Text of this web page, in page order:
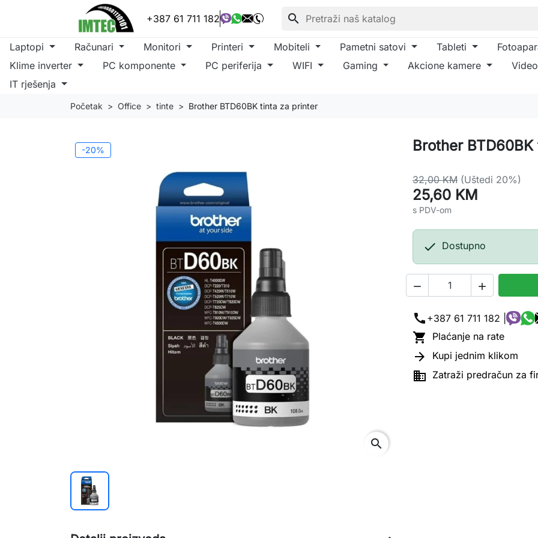
+387 61 711 182 search
Laptopi Računari Monitori Printeri Mobiteli Pametni satovi Tableti
Klime inverter
PC komponente PC periferija WIFI Gaming Akcione kamere
IT rješenja
Početak Office tinte Brother BTD60BK tinta za printer
-20%
search
Brother
32,00 KM (Uštedi 20%)
25,60 KM
s PDV-om
 Dostupno
 
call +387 61 711 182 |
 Plaćanje na rate
 Kupi jednim klikom
 Zatraži predračun za